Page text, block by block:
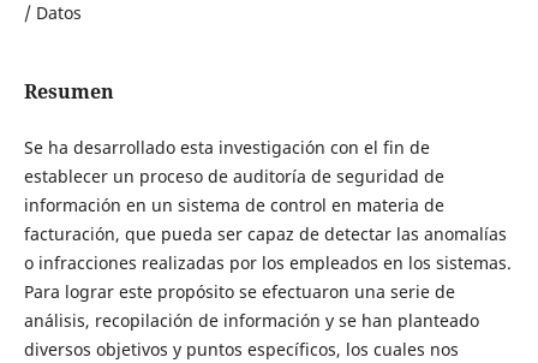
/ Datos
Resumen
Se ha desarrollado esta investigación con el fin de
establecer un proceso de auditoría de seguridad de
información en un sistema de control en materia de
facturación, que pueda ser capaz de detectar las anomalías
o infracciones realizadas por los empleados en los sistemas.
Para lograr este propósito se efectuaron una serie de
análisis, recopilación de información y se han planteado
diversos objetivos y puntos específicos, los cuales nos